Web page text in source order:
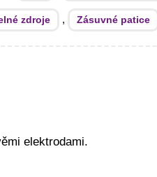
zdroje , Zásuvné patice
elektrodami.